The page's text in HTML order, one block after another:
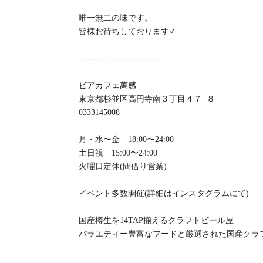
唯一無二の味です。
皆様お待ちしております‍♂️
----------------------------
ビアカフェ萬感
東京都杉並区高円寺南３丁目４７−８
0333145008
月・水〜金 18:00〜24:00
土日祝 15:00〜24:00
火曜日定休(間借り営業)
イベント多数開催(詳細はインスタグラムにて)
国産樽生を14TAP揃えるクラフトビール屋
バラエティー豊富なフードと厳選された国産ク